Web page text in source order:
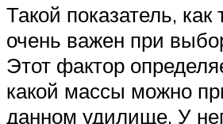
Такой показатель, как
очень важен при
Этот фактор
какой массы можно
данном удилище. У